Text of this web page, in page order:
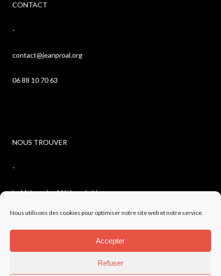
Nous utilisons des cookies pour optimiser notre site web et notre service.
Accepter
Refuser
CONTACT
-
contact@jeanproal.org
06 88 10 70 63
NOUS TROUVER
-
La Maison des Métiers du Livre
4, avenue de l’observatoire